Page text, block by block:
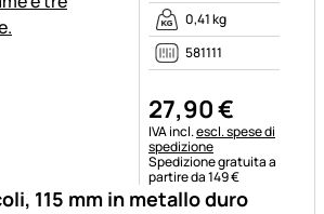
115 mm in metallo duro
0,41 kg
581111
27,90€
Informazioni fiscali:
IVA incl.escl. spese di
spedizione
Spedizione gratuita a
partire da 149 €